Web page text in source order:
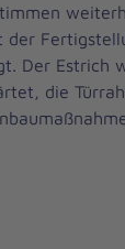
der
Der Estrich
die